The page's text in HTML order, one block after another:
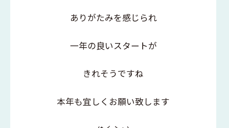
ありがたみを感じられ
一年の良いスタートが
きれそうですね
本年も宜しくお願い致します